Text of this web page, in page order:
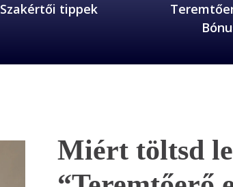
Szakértői tippek
Miért töltsd